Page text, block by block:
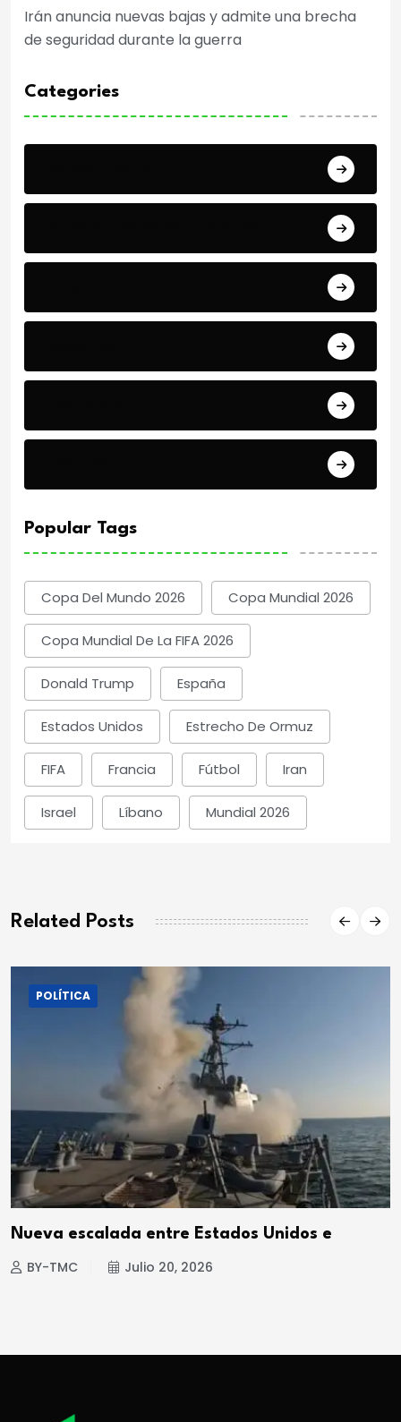
Irán anuncia nuevas bajas y admite una brecha
de seguridad durante la guerra
Categories
Popular Tags
Copa Del Mundo 2026 Copa Mundial 2026
Copa Mundial De La FIFA 2026
Donald Trump España
Estados Unidos Estrecho De Ormuz
FIFA Francia Fútbol Iran
Israel Líbano Mundial 2026
Related Posts
POLÍTICA
Nueva escalada entre Estados Unidos e
BY-TMC Julio 20, 2026